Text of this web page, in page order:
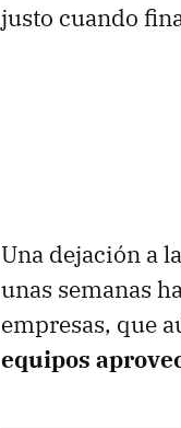
justo cuando
Una dejación a
unas semanas
empresas, que
equipos